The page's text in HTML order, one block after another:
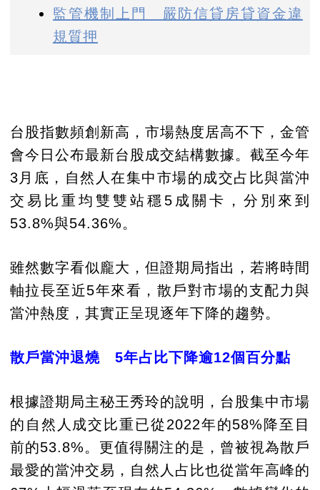
監管機制上門 嚴防信貸房貸資金違
規質押
台股指數頻創新高，市場熱度居高不下，金管
會今日公布最新台股成交結構數據。截至今年
3月底，自然人在集中市場的成交占比與當沖
交易比重均雙雙站穩5成關卡，分別來到
53.8%與54.36%。
雖然數字看似龐大，但證期局指出，若將時間
軸拉長至近5年來看，散戶對市場的支配力與
當沖熱度，其實正呈現逐年下降的趨勢。
散戶當沖退燒 5年占比下降逾12個百分點
根據證期局主秘王秀玲的說明，台股集中市場
的自然人成交比重已從2022年的58%降至目
前的53.8%。更值得關注的是，曾被視為散戶
最愛的當沖交易，自然人占比也從當年高峰的